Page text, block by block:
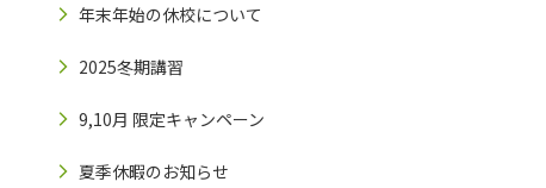
年末年始の休校について
2025冬期講習
9,10月 限定キャンペーン
夏季休暇のお知らせ